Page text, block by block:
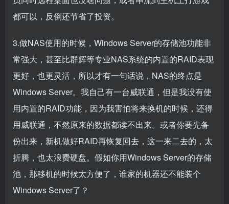
都可以，反倒还节省了投资。
3.做NAS使用的时候，Windows Server的存储池功能非
常强大，甚至比群辉等专业NAS系统的内置的RAID表现
更好，也更灵活，所以才有一句话说，NAS的终点是
Windows Server。我自己有一台威联通，但是我没有使
用内置的RAID功能，因为我害怕将来换机的时候，还得
用威联通，不然原来的数据都读不出来。或者你要先备
份出来，新机做好RAID再恢复回去，这一来二去的，太
折腾，也太浪费硬盘。假如你用Windows Server的存储
池，那移机的时候太方便了，谁家的机器还不能装个
Windows Server了？